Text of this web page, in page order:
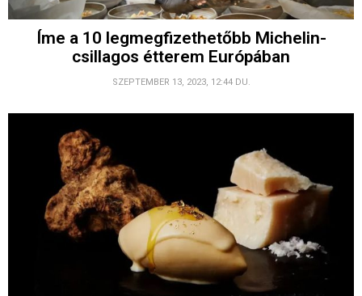
Íme a 10 legmegfizethetőbb Michelin-
csillagos étterem Európában
SZEPTEMBER 13, 2023, 12:44 DU.